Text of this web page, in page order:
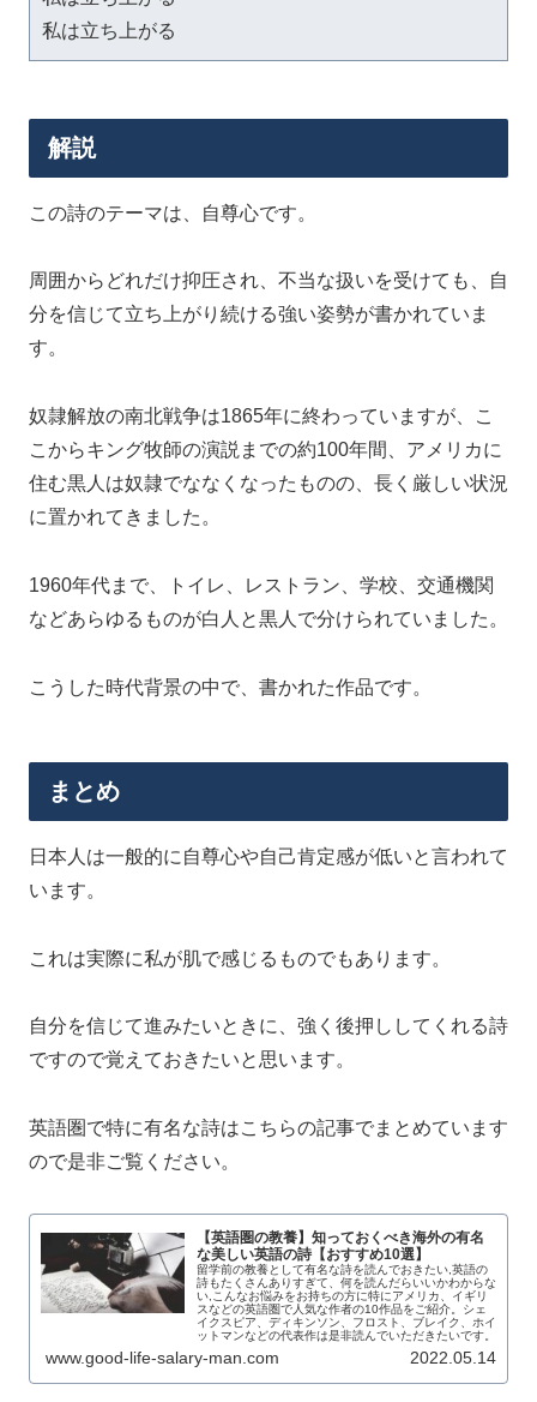
解説
この詩のテーマは、自尊心です。
周囲からどれだけ抑圧され、不当な扱いを受けても、自
分を信じて立ち上がり続ける強い姿勢が書かれていま
す。
奴隷解放の南北戦争は1865年に終わっていますが、こ
こからキング牧師の演説までの約100年間、アメリカに
住む黒人は奴隷でななくなったものの、長く厳しい状況
に置かれてきました。
1960年代まで、トイレ、レストラン、学校、交通機関
などあらゆるものが白人と黒人で分けられていました。
こうした時代背景の中で、書かれた作品です。
まとめ
日本人は一般的に自尊心や自己肯定感が低いと言われて
います。
これは実際に私が肌で感じるものでもあります。
自分を信じて進みたいときに、強く後押ししてくれる詩
ですので覚えておきたいと思います。
英語圏で特に有名な詩はこちらの記事でまとめています
ので是非ご覧ください。
【英語圏の教養】知っておくべき海外の有名
な美しい英語の詩【おすすめ10選】
留学前の教養として有名な詩を読んでおきたい,英語の
詩もたくさんありすぎて、何を読んだらいいかわからな
い,こんなお悩みをお持ちの方に特にアメリカ、イギリ
スなどの英語圏で人気な作者の10作品をご紹介。シェ
イクスピア、ディキンソン、フロスト、ブレイク、ホイ
ットマンなどの代表作は是非読んでいただきたいです。
www.good-life-salary-man.com 2022.05.14